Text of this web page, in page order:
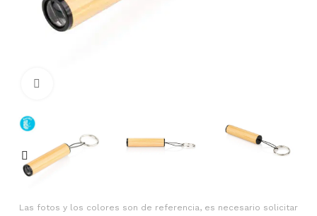
Las fotos y los colores son de referencia, es necesario solicitar